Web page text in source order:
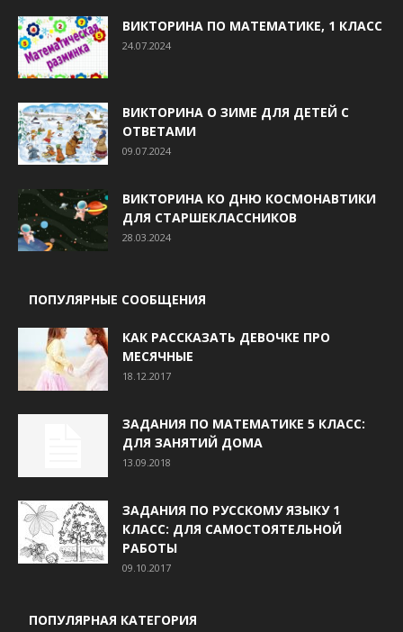
ВИКТОРИНА ПО МАТЕМАТИКЕ, 1 КЛАСС
24.07.2024
ВИКТОРИНА О ЗИМЕ ДЛЯ ДЕТЕЙ С
ОТВЕТАМИ
09.07.2024
ВИКТОРИНА КО ДНЮ КОСМОНАВТИКИ
ДЛЯ СТАРШЕКЛАССНИКОВ
28.03.2024
ПОПУЛЯРНЫЕ СООБЩЕНИЯ
КАК РАССКАЗАТЬ ДЕВОЧКЕ ПРО
МЕСЯЧНЫЕ
18.12.2017
ЗАДАНИЯ ПО МАТЕМАТИКЕ 5 КЛАСС:
ДЛЯ ЗАНЯТИЙ ДОМА
13.09.2018
ЗАДАНИЯ ПО РУССКОМУ ЯЗЫКУ 1
КЛАСС: ДЛЯ САМОСТОЯТЕЛЬНОЙ
РАБОТЫ
09.10.2017
ПОПУЛЯРНАЯ КАТЕГОРИЯ